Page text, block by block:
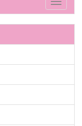
Toggle